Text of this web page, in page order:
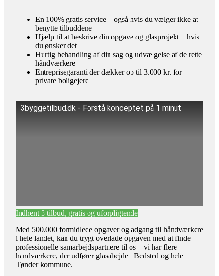
En 100% gratis service – også hvis du vælger ikke at
benytte tilbuddene
Hjælp til at beskrive din opgave og glasprojekt – hvis
du ønsker det
Hurtig behandling af din sag og udvælgelse af de rette
håndværkere
Entreprisegaranti der dækker op til 3.000 kr. for
private boligejere
3byggetilbud.dk - Forstå konceptet på 1 minut
Indhent 3 tilbud, gratis og uforpligtende
Med 500.000 formidlede opgaver og adgang til håndværkere
i hele landet, kan du trygt overlade opgaven med at finde
professionelle samarbejdspartnere til os – vi har flere
håndværkere, der udfører glasabejde i Bedsted og hele
Tønder kommune.